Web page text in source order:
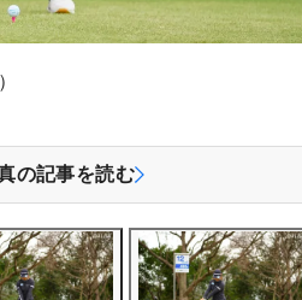
の記事を読む